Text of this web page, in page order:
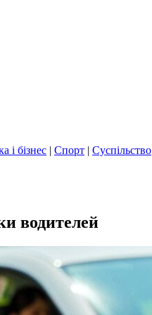
і бізнес | Спорт | Суспільство
водителей